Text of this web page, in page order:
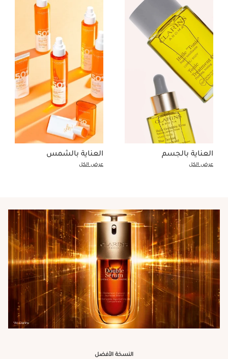
العناية بالجسم
عرض الكل
العناية بالشمس
عرض الكل
النسخة الأفضل